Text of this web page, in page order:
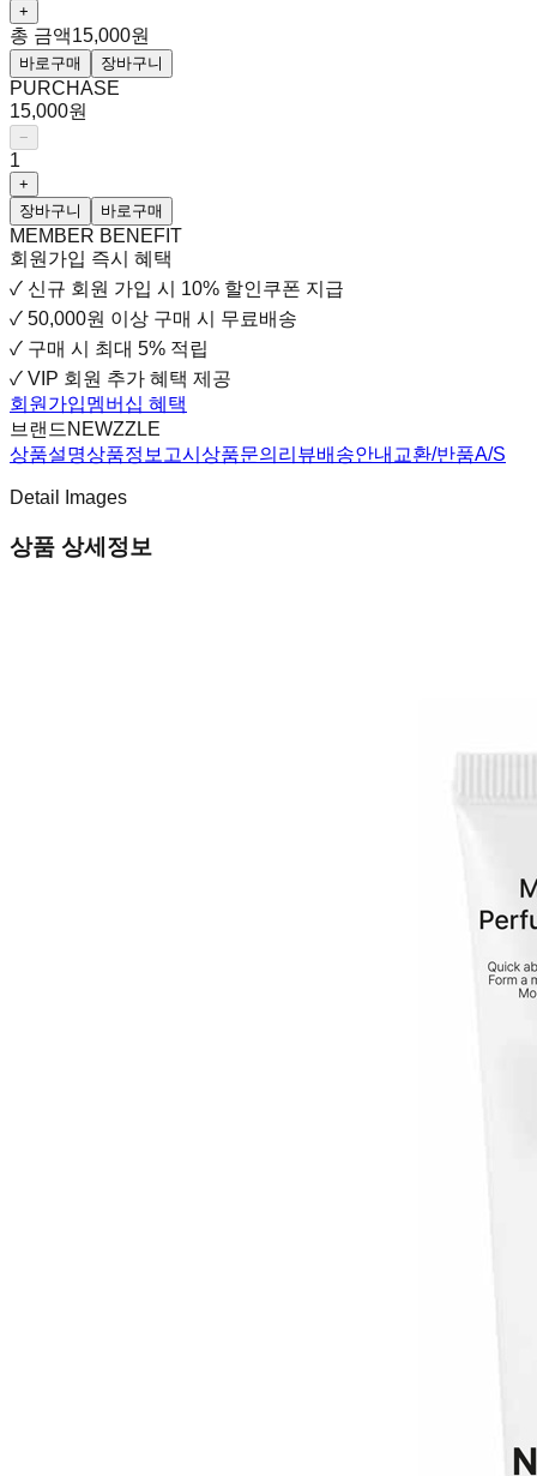
+
총 금액15,000원
바로구매 장바구니
PURCHASE
15,000원
−
1
+
장바구니
바로구매
MEMBER BENEFIT
회원가입 즉시 혜택
✓ 신규 회원 가입 시 10% 할인쿠폰 지급
✓ 50,000원 이상 구매 시 무료배송
✓ 구매 시 최대 5% 적립
✓ VIP 회원 추가 혜택 제공
회원가입멤버십 혜택
브랜드 NEWZZLE
상품설명상품정보고시 상품문의 리뷰배송안내 교환/반품A/S
Detail Images
상품 상세정보